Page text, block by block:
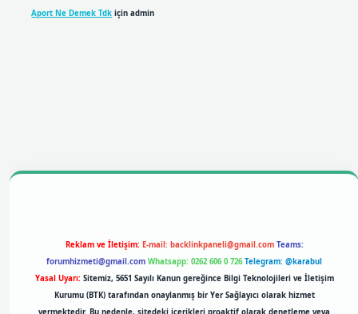
Aport Ne Demek Tdk içinadmin
Reklam ve İletişim: E-mail: backlinkpaneli@gmail.com Teams:
forumhizmeti@gmail.com Whatsapp: 0262 606 0 726 Telegram: @karabul
Yasal Uyarı: Sitemiz, 5651 Sayılı Kanun gereğince Bilgi Teknolojileri ve İletişim
Kurumu (BTK) tarafından onaylanmış bir Yer Sağlayıcı olarak hizmet